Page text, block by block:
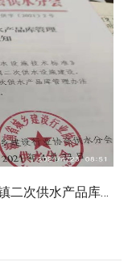
关于印发《湖南省城镇二次供水产品库管理 办法(试行)》的通知